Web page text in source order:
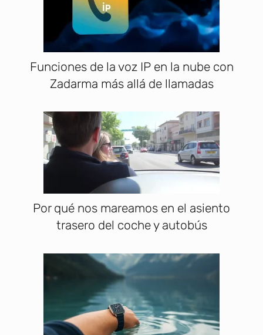
Funciones de la voz IP en la nube con
Zadarma más allá de llamadas
Por qué nos mareamos en el asiento
trasero del coche y autobús